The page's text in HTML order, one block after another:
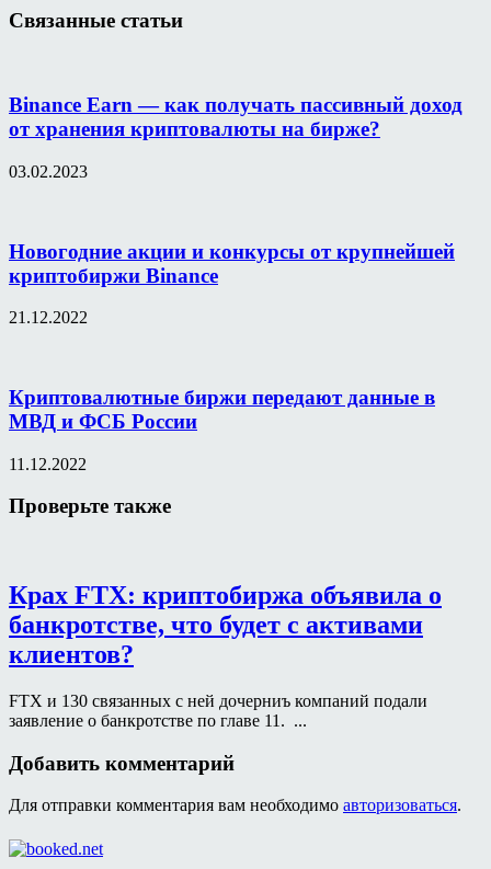
Связанные статьи
Binance Earn — как получать пассивный доход
от хранения криптовалюты на бирже?
03.02.2023
Новогодние акции и конкурсы от крупнейшей
криптобиржи Binance
21.12.2022
Криптовалютные биржи передают данные в
МВД и ФСБ России
11.12.2022
Проверьте также
Крах FTX: криптобиржа объявила о
банкротстве, что будет с активами
клиентов?
FTX и 130 связанных с ней дочерниъ компаний подали
заявление о банкротстве по главе 11. ...
Добавить комментарий
Для отправки комментария вам необходимо авторизоваться.